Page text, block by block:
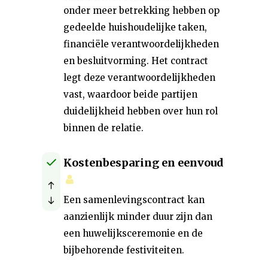
onder meer betrekking hebben op
gedeelde huishoudelijke taken,
financiële verantwoordelijkheden
en besluitvorming. Het contract
legt deze verantwoordelijkheden
vast, waardoor beide partijen
duidelijkheid hebben over hun rol
binnen de relatie.
Kostenbesparing en eenvoud
Een samenlevingscontract kan
aanzienlijk minder duur zijn dan
een huwelijksceremonie en de
bijbehorende festiviteiten.